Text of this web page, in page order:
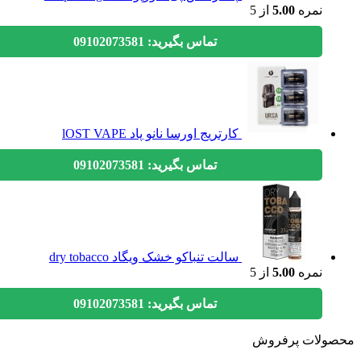
نمره5.00 از 5
تماس بگیرید: 09102073581
کارتریج اورسا نانو پاد lOST VAPE
تماس بگیرید: 09102073581
سالت تنباکو خشک ویگاد dry tobacco
نمره5.00 از 5
تماس بگیرید: 09102073581
پرفروش